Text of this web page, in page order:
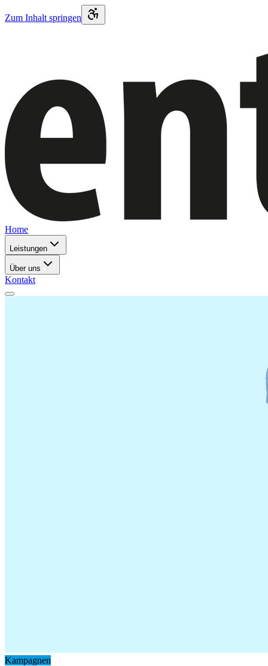
Zum Inhalt springen
Home
Leistungen
Über uns
Kontakt
Kampagnen